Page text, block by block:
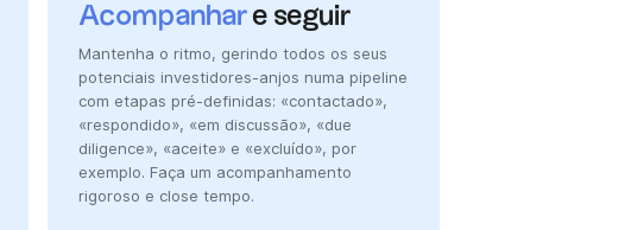
Acompanhare seguir
Mantenha o ritmo, gerindo todos os seus
potenciais investidores-anjos numa pipeline
com etapas pré-definidas: «contactado»,
«respondido», «em discussão», «due
diligence», «aceite» e «excluído», por
exemplo. Faça um acompanhamento
rigoroso e close tempo.